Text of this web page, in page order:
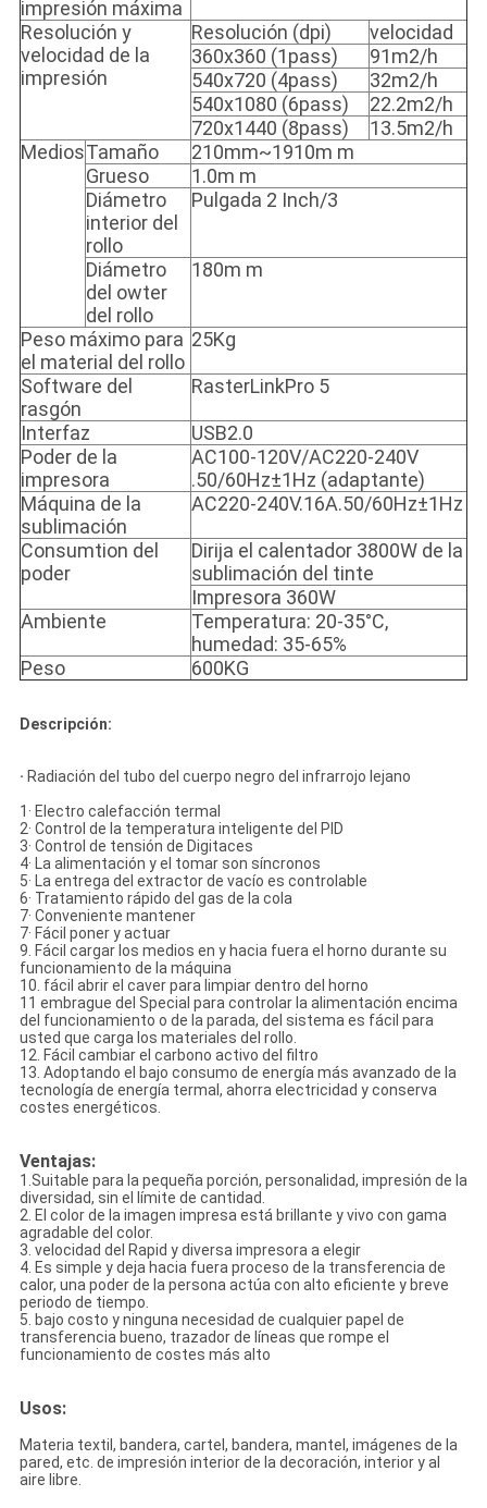
impresión máxima
Resolución y
velocidad de la
impresión
Resolución (dpi)
velocidad
360x360 (1pass)
91m2/h
540x720 (4pass)
32m2/h
540x1080 (6pass)
22.2m2/h
720x1440 (8pass)
13.5m2/h
MediosTamaño
210mm~1910m m
Grueso
1.0m m
Diámetro
interior del
rollo
Pulgada 2 Inch/3
Diámetro
del owter
del rollo
180m m
Peso máximo para
el material del rollo
25Kg
Software del
rasgón
RasterLinkPro 5
Interfaz
USB2.0
Poder de la
impresora
AC100-120V/AC220-240V
.50/60Hz±1Hz (adaptante)
Máquina de la
sublimación
AC220-240V.16A.50/60Hz±1Hz
Consumtion del
poder
Dirija el calentador 3800W de la
sublimación del tinte
Impresora 360W
Ambiente
Temperatura: 20-35°C,
humedad: 35-65%
Peso
600KG
Descripción:
· Radiación del tubo del cuerpo negro del infrarrojo lejano
1· Electro calefacción termal
2· Control de la temperatura inteligente del PID
3· Control de tensión de Digitaces
4· La alimentación y el tomar son síncronos
5· La entrega del extractor de vacío es controlable
6· Tratamiento rápido del gas de la cola
7· Conveniente mantener
7· Fácil poner y actuar
9. Fácil cargar los medios en y hacia fuera el horno durante su
funcionamiento de la máquina
10. fácil abrir el caver para limpiar dentro del horno
11 embrague del Special para controlar la alimentación encima
del funcionamiento o de la parada, del sistema es fácil para
usted que carga los materiales del rollo.
12. Fácil cambiar el carbono activo del filtro
13. Adoptando el bajo consumo de energía más avanzado de la
tecnología de energía termal, ahorra electricidad y conserva
costes energéticos.
Ventajas:
1.Suitable para la pequeña porción, personalidad, impresión de la
diversidad, sin el límite de cantidad.
2. El color de la imagen impresa está brillante y vivo con gama
agradable del color.
3. velocidad del Rapid y diversa impresora a elegir
4. Es simple y deja hacia fuera proceso de la transferencia de
calor, una poder de la persona actúa con alto eficiente y breve
periodo de tiempo.
5. bajo costo y ninguna necesidad de cualquier papel de
transferencia bueno, trazador de líneas que rompe el
funcionamiento de costes más alto
Usos:
Materia textil, bandera, cartel, bandera, mantel, imágenes de la
pared, etc. de impresión interior de la decoración, interior y al
aire libre.